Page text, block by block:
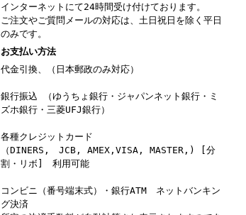
インターネットにて24時間受け付けております。
ご注文やご質問メールの対応は、土日祝日を除く平日
のみです。
お支払い方法
代金引換、（日本郵政のみ対応）
銀行振込 （ゆうちょ銀行・ジャパンネット銀行・ミ
ズホ銀行・三菱UFJ銀行）
各種クレジットカード
（DINERS, JCB, AMEX,VISA, MASTER,) [分
割・リボ] 利用可能
コンビニ（番号端末式）・銀行ATM ネットバンキン
グ決済